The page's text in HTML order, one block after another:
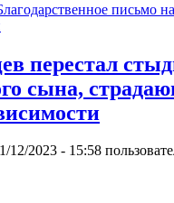
письмо
перестал
сына,
12/2023 - 15:58